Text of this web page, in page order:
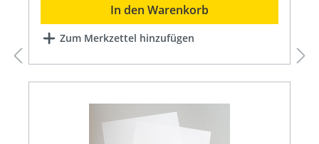
In den Warenkorb
Zum Merkzettel hinzufügen